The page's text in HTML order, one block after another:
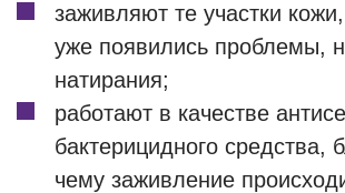
заживляют те участки
уже появились проблемы,
натирания;
работают в качестве
бактерицидного средства,
чему заживление